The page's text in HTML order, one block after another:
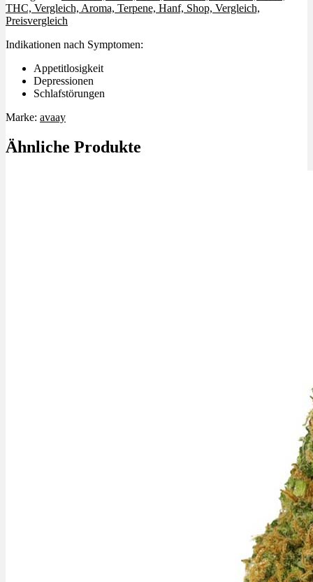
THC, Vergleich, Aroma, Terpene, Hanf, Shop, Vergleich,
Preisvergleich
Indikationen nach Symptomen:
Appetitlosigkeit
Depressionen
Schlafstörungen
Marke: avaay
Ähnliche Produkte